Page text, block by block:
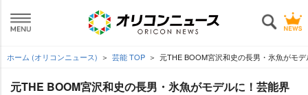
ホーム (オリコンニュース) 芸能 TOP 元THE BOOM宮沢和史の長男・氷魚がモ
元THE BOOM宮沢和史の長男・氷魚がモデルに！芸能界